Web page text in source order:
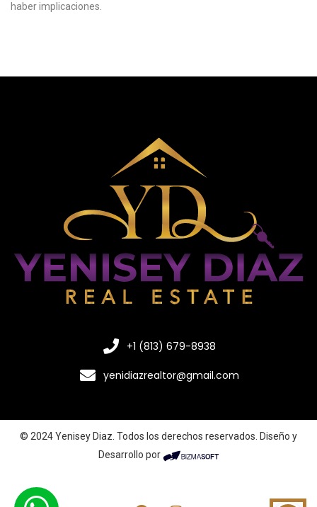
haber implicaciones.
+1 (813) 679-8938
yenidiazrealtor@gmail.com
© 2024 Yenisey Diaz. Todos los derechos reservados. Diseño y
Desarrollo por